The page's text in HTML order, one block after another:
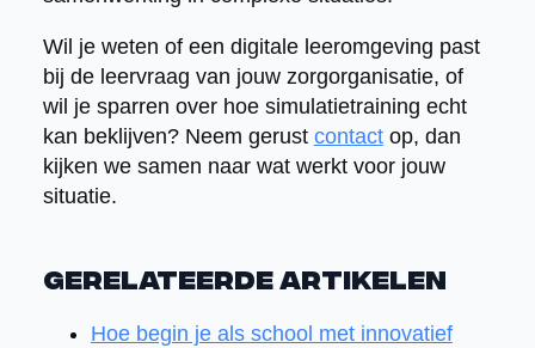
Wil je weten of een digitale leeromgeving past
bij de leervraag van jouw zorgorganisatie, of
wil je sparren over hoe simulatietraining echt
kan beklijven? Neem gerust contactop, dan
kijken we samen naar wat werkt voor jouw
situatie.
Gerelateerde artikelen
Hoe begin je als school met innovatief